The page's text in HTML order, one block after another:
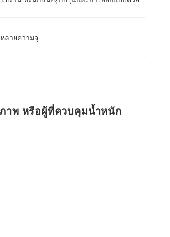
ลายความจุ
าพ หรือผู้ที่ควบคุมน้ำหนัก